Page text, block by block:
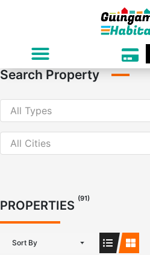
Search Property
PROPERTIES (91)
Sort By